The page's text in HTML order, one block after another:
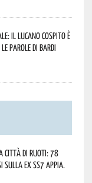
il lucano Cospito è
parole di Bardi
Città di Ruoti: 78
ex SS7 Appia.